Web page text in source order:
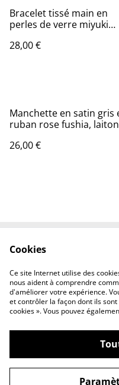
Bracelet tissé main en
perles de verre miyuki
sur fil de jade résistant en
28,00 €
Manchette en satin gris
ruban rose fushia, laiton
26,00 €
Politique de
confidentialité
©2026Fleurs et lin
Cookies
Ce site Internet utilise des
nous aident à comprendre
d'améliorer votre expérience.
et contrôler la façon dont ils
cookies ». Vous pouvez